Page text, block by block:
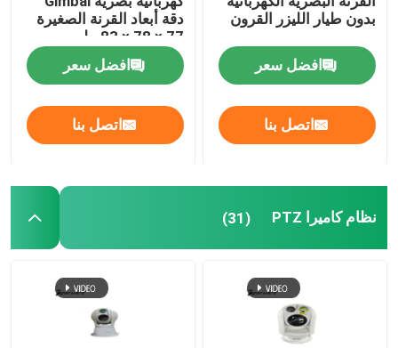
خزانة البضائع الخطرة
بدون طيار الليزر القرون
افضل سعر
اتصل بنا
دقة أبعاد القرنة الصغيرة
77 × 78 × 83 ملم
افضل سعر
اتصل بنا
نظام كاميرا PTZ (31)